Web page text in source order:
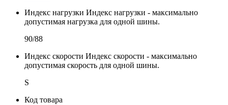
Индекс нагрузки Индекс нагрузки - максимально
допустимая нагрузка для одной шины.
90/88
Индекс скорости Индекс скорости - максимально
допустимая скорость для одной шины.
S
Код товара